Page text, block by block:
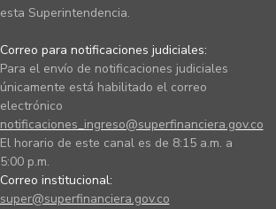
esta Superintendencia.
Correo para notificaciones judiciales:
Para el envío de notificaciones judiciales
únicamente está habilitado el correo
electrónico
notificaciones_ingreso@superfinanciera.gov.co
El horario de este canal es de 8:15 a.m. a
5:00 p.m.
Correo institucional:
super@superfinanciera.gov.co